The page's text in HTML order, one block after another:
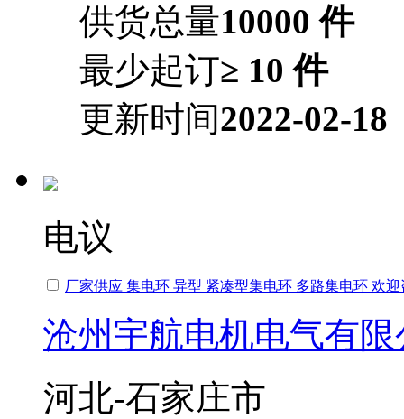
供货总量10000 件
最少起订≥ 10 件
更新时间2022-02-18
电议
厂家供应 集电环 异型 紧凑型集电环 多路集电环 欢迎
沧州宇航电机电气有限
河北-石家庄市